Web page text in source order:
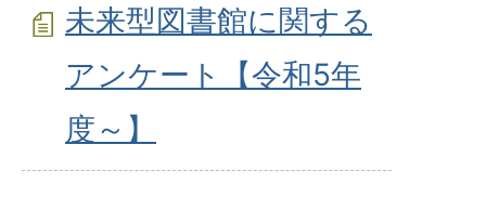
未来型図書館に関する
アンケート【令和5年
度～】